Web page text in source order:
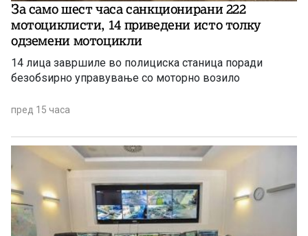
За само шест часа санкционирани 222
мотоциклисти, 14 приведени исто толку
одземени мотоцикли
14 лица завршиле во полициска станица поради
безобѕирно управување со моторно возило
пред 15 часа